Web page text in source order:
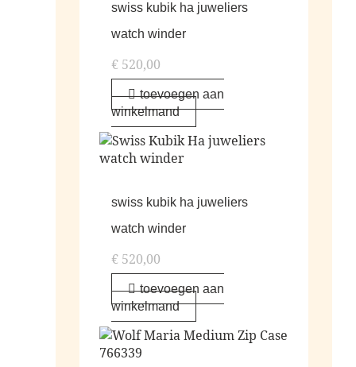
swiss kubik ha juweliers
watch winder
€ 520,00
toevoegen aan
winkelmand
swiss kubik ha juweliers
watch winder
€ 520,00
toevoegen aan
winkelmand